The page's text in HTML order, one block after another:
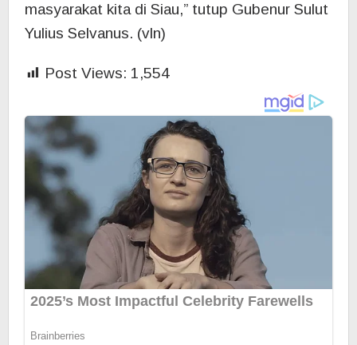
masyarakat kita di Siau,” tutup Gubenur Sulut
Yulius Selvanus. (vln)
Post Views: 1,554